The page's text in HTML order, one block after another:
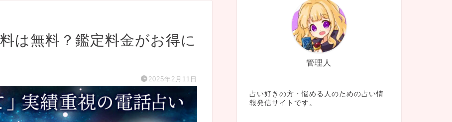
は無料？鑑定料金がお得に
2025年2月11日
管理人
占い好きの方・悩める人のための占い情
報発信サイトです。